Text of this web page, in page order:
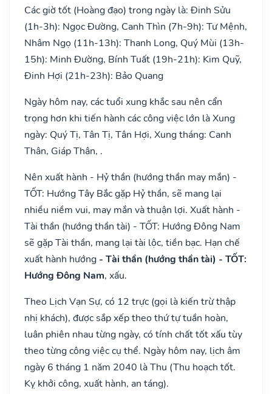
Các giờ tốt (Hoàng đạo) trong ngày là: Đinh Sửu
(1h-3h): Ngọc Đường, Canh Thìn (7h-9h): Tư Mệnh,
Nhâm Ngọ (11h-13h): Thanh Long, Quý Mùi (13h-
15h): Minh Đường, Bính Tuất (19h-21h): Kim Quỹ,
Đinh Hợi (21h-23h): Bảo Quang
Ngày hôm nay, các tuổi xung khắc sau nên cẩn
trọng hơn khi tiến hành các công việc lớn là Xung
ngày: Quý Tị, Tân Tị, Tân Hợi, Xung tháng: Canh
Thân, Giáp Thân, .
Nên xuất hành - Hỷ thần (hướng thần may mắn) -
TỐT: Hướng Tây Bắc gặp Hỷ thần, sẽ mang lại
nhiều niềm vui, may mắn và thuận lợi. Xuất hành -
Tài thần (hướng thần tài) - TỐT: Hướng Đông Nam
sẽ gặp Tài thần, mang lại tài lộc, tiền bạc. Hạn chế
xuất hành hướng - Tài thần (hướng thần tài) - TỐT:
Hướng Đông Nam, xấu.
Theo Lịch Vạn Sự, có 12 trực (gọi là kiến trừ thập
nhị khách), được sắp xếp theo thứ tự tuần hoàn,
luân phiên nhau từng ngày, có tính chất tốt xấu tùy
theo từng công việc cụ thể. Ngày hôm nay, lịch âm
ngày 6 tháng 1 năm 2040 là Thu (Thu hoạch tốt.
Kỵ khởi công, xuất hành, an táng).